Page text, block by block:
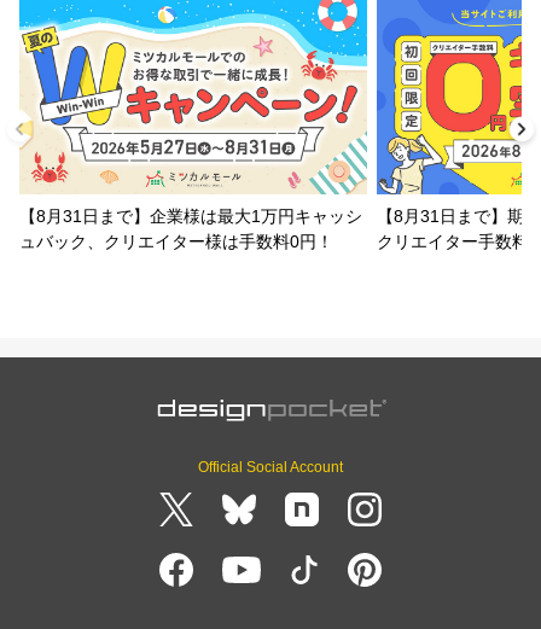
【8月31日まで】企業様は最大1万円キャッシ
ュバック、クリエイター様は手数料0円！
【8月31日まで】期
クリエイター手数料
Official Social Account